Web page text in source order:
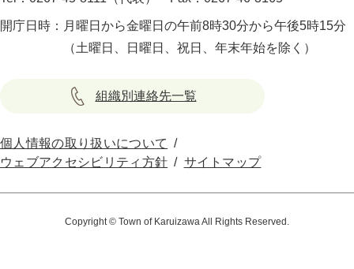
開庁日時： 月曜日から金曜日の午前8時30分から午後5時15分
（土曜日、日曜日、祝日、年末年始を除く）
組織別連絡先一覧
個人情報の取り扱いについて
ウェブアクセシビリティ方針
サイトマップ
Copyright © Town of Karuizawa All Rights Reserved.